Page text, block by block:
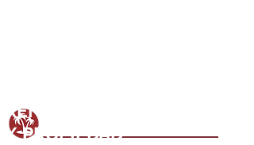
RENTAS VACACIONALES
/PROPIEDAD